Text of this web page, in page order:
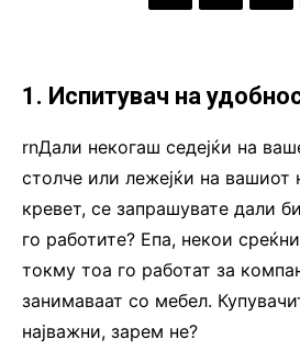
1. Испитувач на
rnДали некогаш седејќи на
столче или лежејќи на вашиот
кревет, се запрашувате дали
го работите? Епа, некои
токму тоа го работат за
занимаваат со мебел.
најважни, зарем не?